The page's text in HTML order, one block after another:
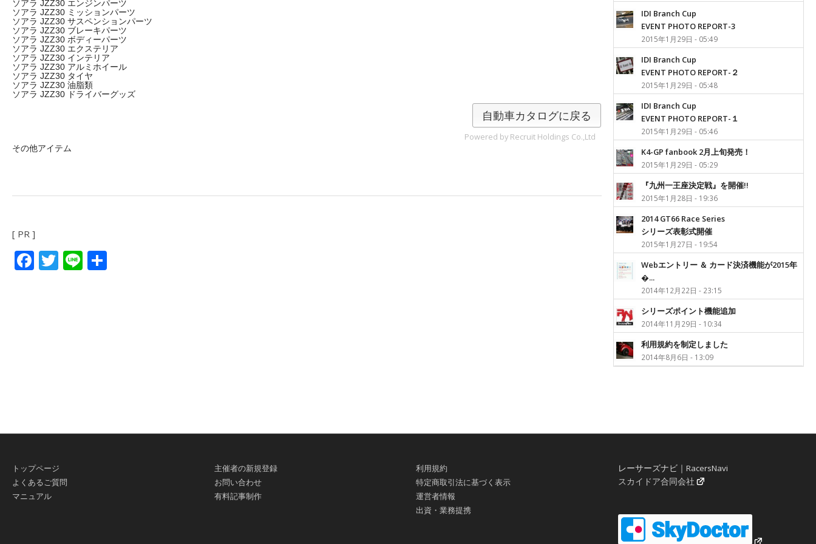
ソアラ JZZ30 エンジンパーツ
ソアラ JZZ30 ミッションパーツ
ソアラ JZZ30 サスペンションパーツ
ソアラ JZZ30 ブレーキパーツ
ソアラ JZZ30 ボディーパーツ
ソアラ JZZ30 エクステリア
ソアラ JZZ30 インテリア
ソアラ JZZ30 アルミホイール
ソアラ JZZ30 タイヤ
ソアラ JZZ30 油脂類
ソアラ JZZ30 ドライバーグッズ
自動車カタログに戻る
Powered by Recruit Holdings Co.,Ltd
その他アイテム
[ PR ]
Facebook
Twitter
Line
IDI Branch Cup
EVENT PHOTO REPORT-3
2015年1月29日 - 05:49
IDI Branch Cup
EVENT PHOTO REPORT-２
2015年1月29日 - 05:48
IDI Branch Cup
EVENT PHOTO REPORT-１
2015年1月29日 - 05:46
K4-GP fanbook 2月上旬発売！
2015年1月29日 - 05:29
『九州一王座決定戦』を開催!!
2015年1月28日 - 19:36
2014 GT66 Race Series
シリーズ表彰式開催
2015年1月27日 - 19:54
Webエントリー ＆ カード決済機能が2015年
�...
2014年12月22日 - 23:15
シリーズポイント機能追加
2014年11月29日 - 10:34
利用規約を制定しました
2014年8月6日 - 13:09
トップページ
よくあるご質問
マニュアル
主催者の新規登録
お問い合わせ
有料記事制作
利用規約
特定商取引法に基づく表示
運営者情報
出資・業務提携
レーサーズナビ｜RacersNavi
スカイドア合同会社